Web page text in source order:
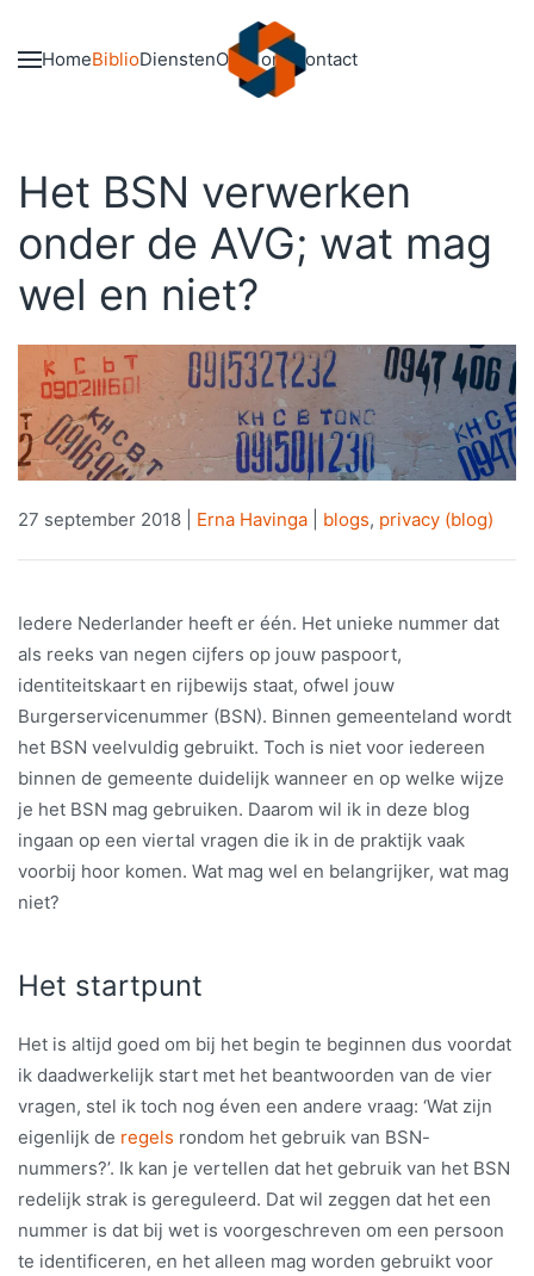
Skip to main content
HomeBiblioDienstenOver onsContact
Het BSN verwerken
onder de AVG; wat mag
wel en niet?
27 september 2018 Erna Havinga blogs, privacy (blog)
Iedere Nederlander heeft er één. Het unieke nummer dat
als reeks van negen cijfers op jouw paspoort,
identiteitskaart en rijbewijs staat, ofwel jouw
Burgerservicenummer (BSN). Binnen gemeenteland wordt
het BSN veelvuldig gebruikt. Toch is niet voor iedereen
binnen de gemeente duidelijk wanneer en op welke wijze
je het BSN mag gebruiken. Daarom wil ik in deze blog
ingaan op een viertal vragen die ik in de praktijk vaak
voorbij hoor komen. Wat mag wel en belangrijker, wat mag
niet?
Het startpunt
Het is altijd goed om bij het begin te beginnen dus voordat
ik daadwerkelijk start met het beantwoorden van de vier
vragen, stel ik toch nog éven een andere vraag: ‘Wat zijn
eigenlijk de regels rondom het gebruik van BSN-
nummers?’. Ik kan je vertellen dat het gebruik van het BSN
redelijk strak is gereguleerd. Dat wil zeggen dat het een
nummer is dat bij wet is voorgeschreven om een persoon
te identificeren, en het alleen mag worden gebruikt voor